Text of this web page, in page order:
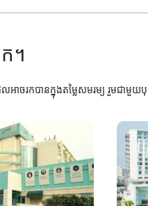
។
ាចរកបានក្នុងតម្លៃសមរម្យ រួមជាមួយ